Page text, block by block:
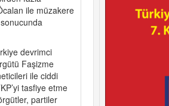
ile müzakere
devrimci
Faşizme
ile ciddi
tasfiye etme
partiler